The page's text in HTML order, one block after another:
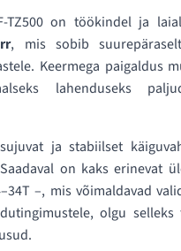
TZ500 on töökindel ja
, mis sobib
Keermega paigaldus
lahenduseks
ja stabiilset
on kaks erinevat
–, mis võimaldavad
olgu